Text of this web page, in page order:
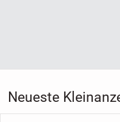
Neueste